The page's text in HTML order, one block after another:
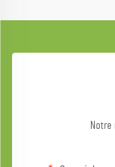
Notre